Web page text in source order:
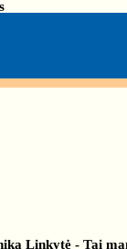
Linkytė - Tai